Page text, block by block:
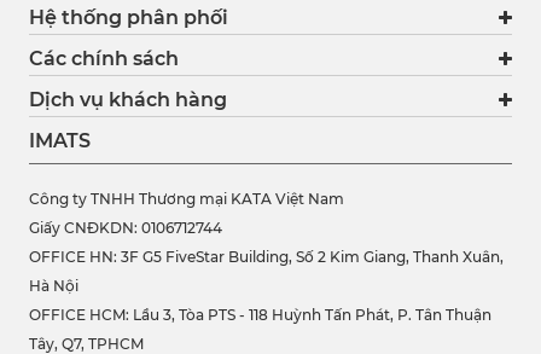
Hệ thống phân phối
Các chính sách
Dịch vụ khách hàng
IMATS
Công ty TNHH Thương mại KATA Việt Nam
Giấy CNĐKDN: 0106712744
OFFICE HN: 3F G5 FiveStar Building, Số 2 Kim Giang, Thanh Xuân,
Hà Nội
OFFICE HCM: Lầu 3, Tòa PTS - 118 Huỳnh Tấn Phát, P. Tân Thuận
Tây, Q7, TPHCM